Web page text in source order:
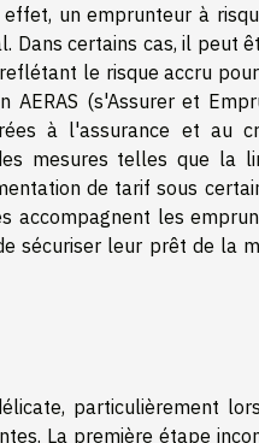
un emprunteur à
Dans certains cas, il peut
le risque accru
AERAS (s'Assurer et
à l'assurance et au
mesures telles que la
de tarif sous
accompagnent les
sécuriser leur prêt de la
particulièrement
La première étape